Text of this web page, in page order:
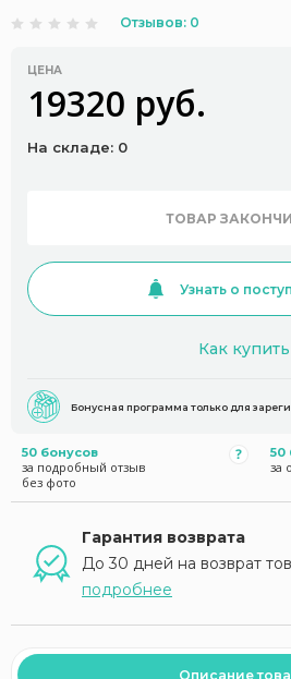
Отзывов: 0
ЦЕНА
19320 руб.
На складе: 0
ТОВАР
Узнать о
Как купить
Бонусная программа только для
50 бонусов
за подробный отзыв
без фото
50
за
Гарантия возврата
До 30 дней на возврат
подробнее
Описание